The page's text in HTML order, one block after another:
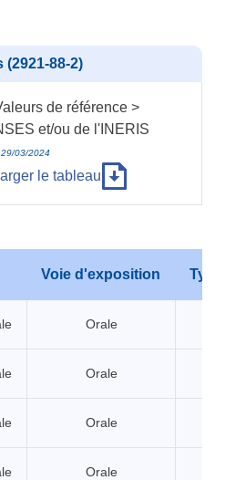
88-2)
de référence >
et/ou de l'INERIS
03/2024
le tableau
Voie d'exposition Type
Orale
Orale
Orale
Orale